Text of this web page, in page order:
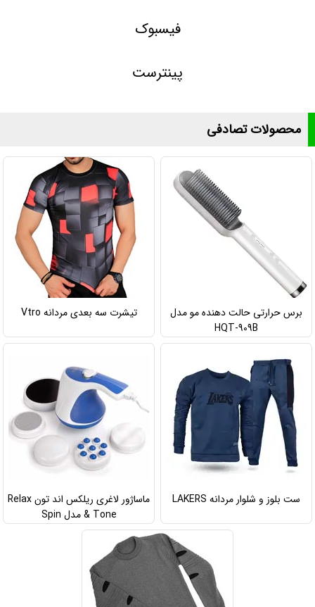
فیسبوک
پینترست
محصولات تصادفی
برس حرارتی حالت دهنده مو مدل
HQT-909B
تیشرت سه بعدی مردانه Vtro
ست بلوز و شلوار مردانه LAKERS
ماساژور لاغری ریلکس اند تون Relax
& Tone مدل Spin